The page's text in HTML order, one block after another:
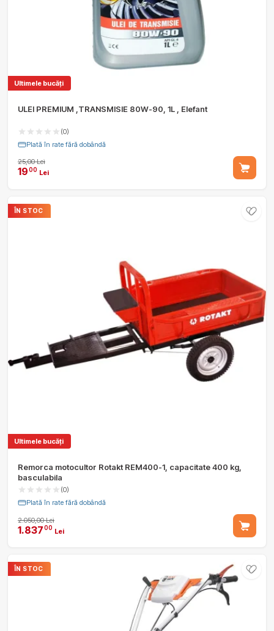
Ultimele bucăți
ULEI PREMIUM ,TRANSMISIE 80W-90, 1L , Elefant
(0)
Plată în rate fără dobândă
25,00 Lei
1900 Lei
ÎN STOC
Ultimele bucăți
Remorca motocultor Rotakt REM400-1, capacitate 400 kg,
basculabila
(0)
Plată în rate fără dobândă
2.050,00 Lei
1.83700 Lei
ÎN STOC